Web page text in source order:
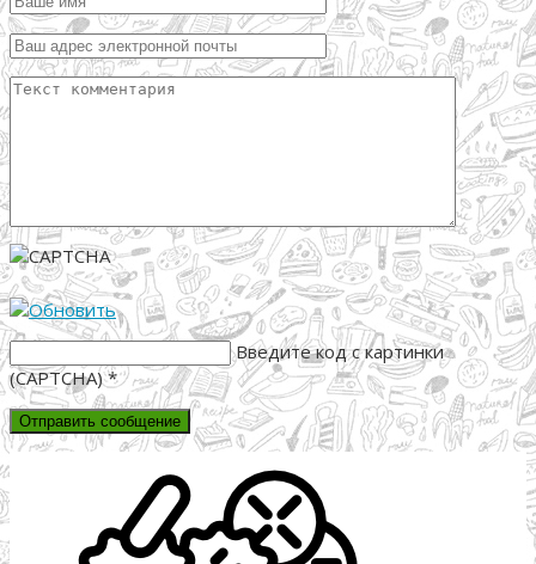
Введите код с картинки
(CAPTCHA)*